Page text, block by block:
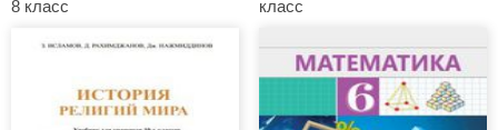
8 класс
класс